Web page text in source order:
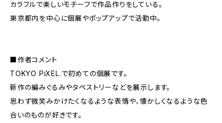
カラフルで楽しいモチーフで作品作りをしている。
東京都内を中心に個展やポップアップで活動中。
■作者コメント
TOKYO PiXEL.で初めての個展です。
新作の編みぐるみやタペストリーなどを展示します。
思わず微笑みかけたくなるような表情や、懐かしくなるような色
合いのものが好きです。